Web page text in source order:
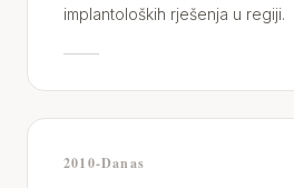
implantoloških rješenja u regiji.
2010-Danas